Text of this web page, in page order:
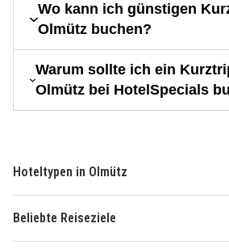
Wo kann ich günstigen
Olmütz buchen?
Warum sollte ich ein
Olmütz bei HotelSpecials
Hoteltypen in Olmütz
Beliebte Reiseziele